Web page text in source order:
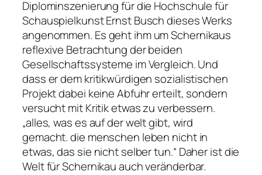
Diplominszenierung für die Hochschule für
Schauspielkunst Ernst Busch dieses Werks
angenommen. Es geht ihm um Schernikaus
reflexive Betrachtung der beiden
Gesellschaftssysteme im Vergleich. Und
dass er dem kritikwürdigen sozialistischen
Projekt dabei keine Abfuhr erteilt, sondern
versucht mit Kritik etwas zu verbessern.
„alles, was es auf der welt gibt, wird
gemacht. die menschen leben nicht in
etwas, das sie nicht selber tun.“ Daher ist die
Welt für Schernikau auch veränderbar.